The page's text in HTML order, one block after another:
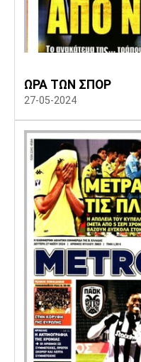
ΩΡΑ ΤΩΝ ΣΠΟΡ
27-05-2024